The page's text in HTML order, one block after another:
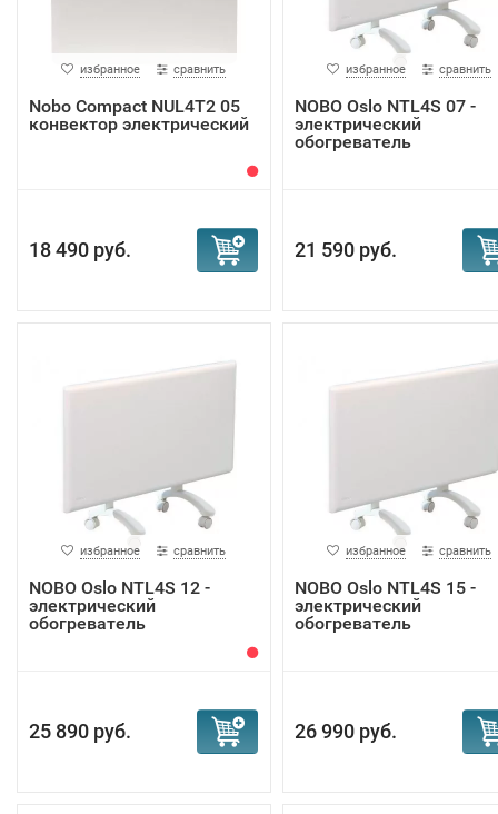
избранное сравнить
Nobo Compact NUL4T2 05
конвектор электрический
18 490 руб.
избранное сравнить
NOBO Oslo NTL4S 07 -
электрический
обогреватель
21 590 руб.
избранное сравнить
NOBO Oslo NTL4S 12 -
электрический
обогреватель
25 890 руб.
избранное сравнить
NOBO Oslo NTL4S 15 -
электрический
обогреватель
26 990 руб.